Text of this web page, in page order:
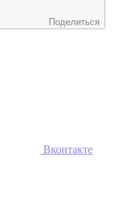
Поделиться
Вконтакте